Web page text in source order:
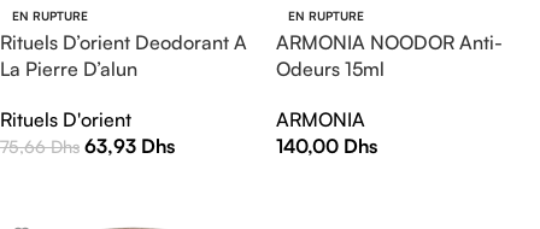
EN RUPTURE
Rituels D’orient Deodorant A
La Pierre D’alun
Rituels D'orient
75,66Dhs 63,93 Dhs
EN RUPTURE
ARMONIA NOODOR Anti-
Odeurs 15ml
ARMONIA
140,00 Dhs